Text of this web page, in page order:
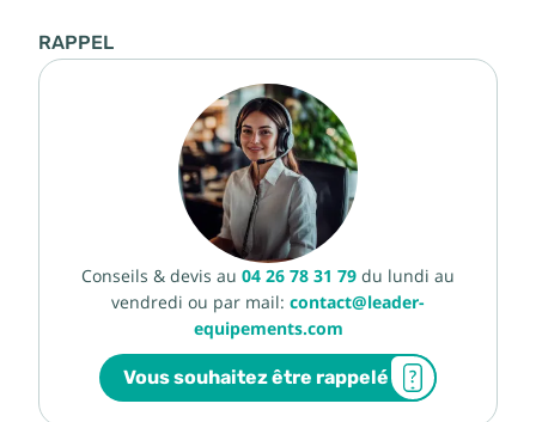
RAPPEL
Conseils & devis au 04 26 78 31 79 du lundi au
vendredi ou par mail: contact@leader-
equipements.com
Vous souhaitez être rappelé